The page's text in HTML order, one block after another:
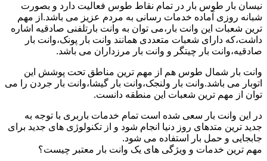
نیسان بار طوس بار در تمام نقاط طوس فعالیت دارد و بصورت
شبانه روزی آماده خدمات رسانی به مردم عزیز می باشد.از مهم
ترین شعبات این وانت بار،می توان به وانت بارتلفنی صادقیه اشاره
داشت،که دارای شعبات متعددی همانند وانت بار پونک،وانت بار
صادقیه،وانت بار چیتگر و وانت بار مرزداران می باشد.
وانت بار شمال طوس هم از مهم ترین مناطق تحت پوشش این
اتوبار می باشد.وانت بار ولنجک،وانت بار گیشا،وانت بار جردن را می
توان از مهم ترین شعبات این منطقه دانست.
در این وانت بار سعی شده است تمام خدمات باربری با توجه به
جدید ترین متدهای روز دنیا انجام شود و از تکنولوژی های جدید برای
جابجایی و حمل بار استفاده می شود.
مهم ترین خدمات و ویژگی های یک وانت بار معتبر چیست؟